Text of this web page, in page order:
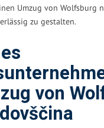
Umzug von Wolfsburg
zu gestalten.
von